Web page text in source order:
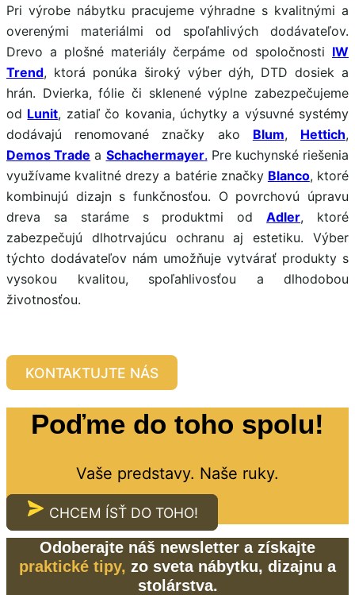
Pri výrobe nábytku pracujeme výhradne s kvalitnými a
overenými materiálmi od spoľahlivých dodávateľov.
Drevo a plošné materiály čerpáme od spoločnosti IW
Trend, ktorá ponúka široký výber dýh, DTD dosiek a
hrán. Dvierka, fólie či sklenené výplne zabezpečujeme
od Lunit, zatiaľ čo kovania, úchytky a výsuvné systémy
dodávajú renomované značky ako Blum, Hettich,
Demos Trade a Schachermayer. Pre kuchynské riešenia
využívame kvalitné drezy a batérie značky Blanco, ktoré
kombinujú dizajn s funkčnosťou. O povrchovú úpravu
dreva sa staráme s produktmi odAdler, ktoré
zabezpečujú dlhotrvajúcu ochranu aj estetiku. Výber
týchto dodávateľov nám umožňuje vytvárať produkty s
vysokou kvalitou, spoľahlivosťou a dlhodobou
životnosťou.
KONTAKTUJTE NÁS
Poďme do toho spolu!
Vaše predstavy. Naše ruky.
CHCEM ÍSŤ DO TOHO!
Odoberajte náš newsletter a získajte
praktické tipy, zo sveta nábytku, dizajnu a
stolárstva.